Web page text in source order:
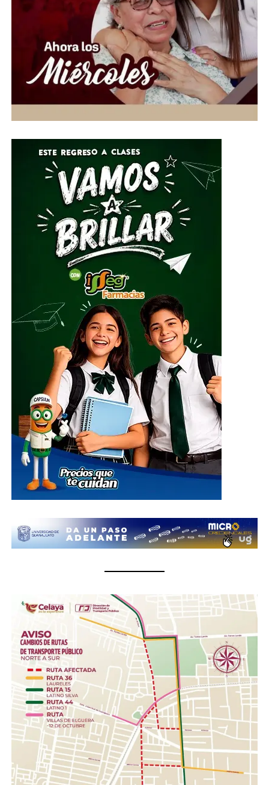
Ahora, los jóvenes piden que la solución sea un nuevo
examen presencial y bajo condiciones iguales para todos.
La UNAM deberá determinar si se repite la prueba o si
existen otras medidas para identificar los casos
sospechosos, mientras crece la presión para garantizar
que el ingreso a la máxima casa de estudios sea